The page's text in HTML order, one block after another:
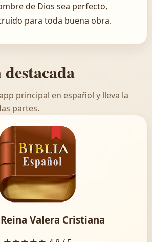
de Dios sea perfecto,
para toda buena obra.
principal en español y lleva la
partes.
Valera Cristiana